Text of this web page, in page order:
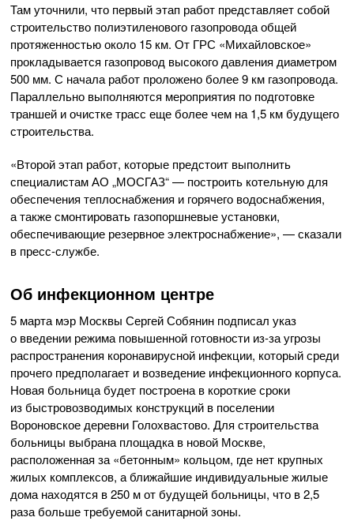
Там уточнили, что первый этап работ представляет собой
строительство полиэтиленового газопровода общей
протяженностью около 15 км. От ГРС «Михайловское»
прокладывается газопровод высокого давления диаметром
500 мм. С начала работ проложено более 9 км газопровода.
Параллельно выполняются мероприятия по подготовке
траншей и очистке трасс еще более чем на 1,5 км будущего
строительства.
«Второй этап работ, которые предстоит выполнить
специалистам АО „МОСГАЗ“ — построить котельную для
обеспечения теплоснабжения и горячего водоснабжения,
а также смонтировать газопоршневые установки,
обеспечивающие резервное электроснабжение», — сказали
в пресс-службе.
Об инфекционном центре
5 марта мэр Москвы Сергей Собянин подписал указ
о введении режима повышенной готовности из-заугрозы
распространения коронавирусной инфекции, который среди
прочего предполагает и возведение инфекционного корпуса.
Новая больница будет построена в короткие сроки
из быстровозводимых конструкций в поселении
Вороновское деревни Голохвастово. Для строительства
больницы выбрана площадка в новой Москве,
расположенная за «бетонным» кольцом, где нет крупных
жилых комплексов, а ближайшие индивидуальные жилые
дома находятся в 250 м от будущей больницы, что в 2,5
раза больше требуемой санитарной зоны.